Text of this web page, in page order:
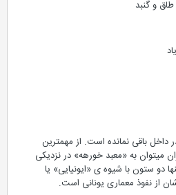
و گنبد
باقی نمانده است. از مهمترین
میتوان به «معبد خورهه» در نزدیکی
دو ستون با شیوه ی «ایونیایی» یا
از نفوذ معماری یونانی است.